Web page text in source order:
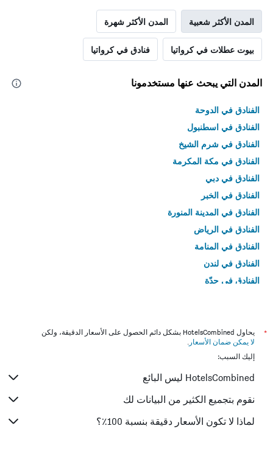
المدن الأكثر شعبية المدن الأكثر شهرة
بيوت عطلات في كرواتيا فنادق في كرواتيا
المدن التي يبحث عنها مستخدمونا
الفنادق في الدوحة
الفنادق في اسطنبول
الفنادق في شرم الشيخ
الفنادق في مكة المكرمة
الفنادق في دبي
الفنادق في الخبر
الفنادق في المدينة المنورة
الفنادق في الرياض
الفنادق في المنامة
الفنادق في لندن
الفنادق في جدّة
*
يحاول HotelsCombined بشكل دائم الحصول على الأسعار الدقيقة، ولكن
لا يمكن ضمان الأسعار .
إليك السبب:
HotelsCombined ليس البائع
نقوم بتجميع الكثير من البيانات لك
لماذا لا تكون الأسعار دقيقة بنسبة 100٪؟